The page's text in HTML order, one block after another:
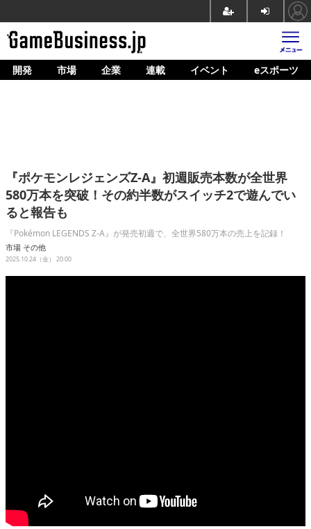
ホーム
企業動向
人材育成
産業政策
開発 市場 企業 連載 イベント eスポーツ
『ポケモンレジェンズZ-A』初週販売本数が全世界
580万本を突破！その約半数がスイッチ2で遊んでい
ると報告も
『Pokémon LEGENDS Z-A』が発売初週で、全世界580万本の売上を記録！
市場 その他
2025.10.24（金） 20:00